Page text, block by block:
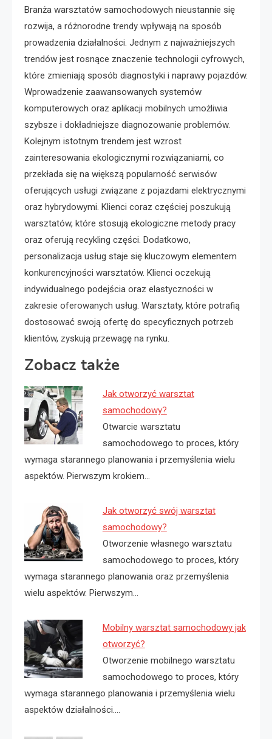
Branża warsztatów samochodowych nieustannie się
rozwija, a różnorodne trendy wpływają na sposób
prowadzenia działalności. Jednym z najważniejszych
trendów jest rosnące znaczenie technologii cyfrowych,
które zmieniają sposób diagnostyki i naprawy pojazdów.
Wprowadzenie zaawansowanych systemów
komputerowych oraz aplikacji mobilnych umożliwia
szybsze i dokładniejsze diagnozowanie problemów.
Kolejnym istotnym trendem jest wzrost
zainteresowania ekologicznymi rozwiązaniami, co
przekłada się na większą popularność serwisów
oferujących usługi związane z pojazdami elektrycznymi
oraz hybrydowymi. Klienci coraz częściej poszukują
warsztatów, które stosują ekologiczne metody pracy
oraz oferują recykling części. Dodatkowo,
personalizacja usług staje się kluczowym elementem
konkurencyjności warsztatów. Klienci oczekują
indywidualnego podejścia oraz elastyczności w
zakresie oferowanych usług. Warsztaty, które potrafią
dostosować swoją ofertę do specyficznych potrzeb
klientów, zyskują przewagę na rynku.
Zobacz także
Jak otworzyć warsztat
samochodowy?
Otwarcie warsztatu
samochodowego to proces, który
wymaga starannego planowania i przemyślenia wielu
aspektów. Pierwszym krokiem…
Jak otworzyć swój warsztat
samochodowy?
Otworzenie własnego warsztatu
samochodowego to proces, który
wymaga starannego planowania oraz przemyślenia
wielu aspektów. Pierwszym…
Mobilny warsztat samochodowy jak
otworzyć?
Otworzenie mobilnego warsztatu
samochodowego to proces, który
wymaga starannego planowania i przemyślenia wielu
aspektów działalności.…